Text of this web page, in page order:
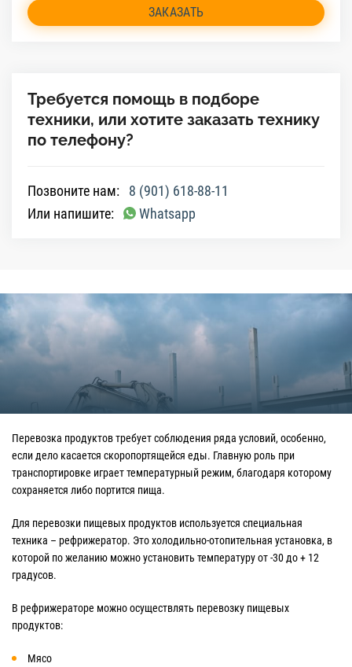
ЗАКАЗАТЬ
Требуется помощь в подборе
техники, или хотите заказать технику
по телефону?
Позвоните нам:
8 (901) 618-88-11
Или напишите:
Whatsapp
Перевозка продуктов требует соблюдения ряда условий, особенно,
если дело касается скоропортящейся еды. Главную роль при
транспортировке играет температурный режим, благодаря которому
сохраняется либо портится пища.
Для перевозки пищевых продуктов используется специальная
техника – рефрижератор. Это холодильно-отопительная установка, в
которой по желанию можно установить температуру от -30 до + 12
градусов.
В рефрижераторе можно осуществлять перевозку пищевых
продуктов:
Мясо